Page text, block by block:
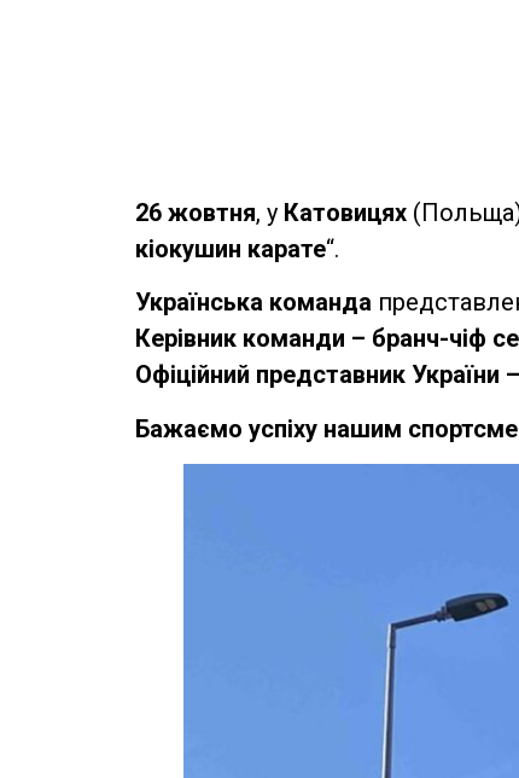
26 жовтня, у Катовицях
кіокушин карате“.
Українська команда
Керівник команди – бранч-чіф
Офіційний представник
Бажаємо успіху нашим